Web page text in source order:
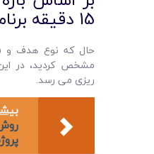
15 دقیقه برنامه ریزی کنید
حال که نوع هدف و
مشخص کردید، در
ریزی می رسد.